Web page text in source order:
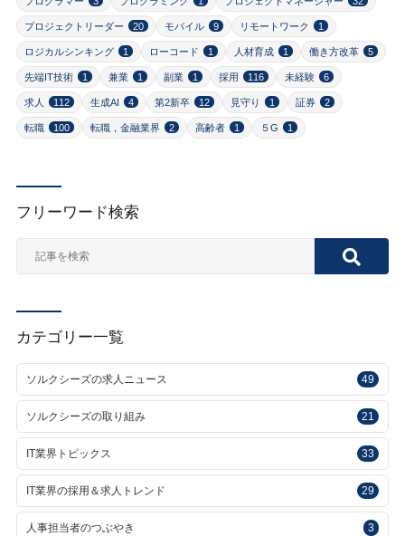
プロジェクトリーダー 20 モバイル 9 リモートワーク 1
ロジカルシンキング 1 ローコード 1 人材育成 1 働き方改革 5
先端IT技術 1 兼業 1 副業 1 採用 116 未経験 6
求人 112 生成AI 4 第2新卒 12 見守り 1 証券 2
転職 100 転職，金融業界 2 高齢者 1 ５G 1
フリーワード検索
カテゴリー一覧
ソルクシーズの求人ニュース 49
ソルクシーズの取り組み 21
IT業界トピックス 33
IT業界の採用＆求人トレンド 29
人事担当者のつぶやき 3